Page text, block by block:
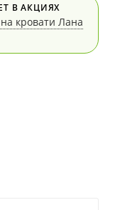
В АКЦИЯХ
кровати Лана